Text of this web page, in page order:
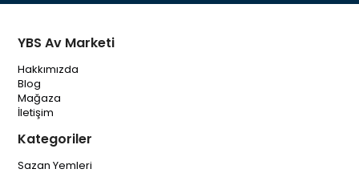
YBS Av Marketi
Hakkımızda
Blog
Mağaza
İletişim
Kategoriler
Sazan Yemleri